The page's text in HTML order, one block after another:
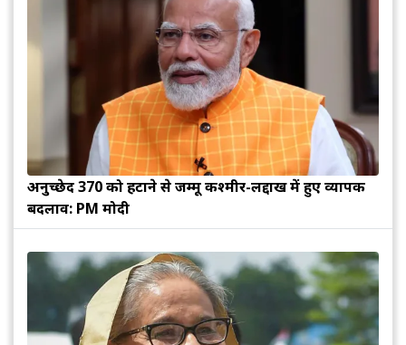
अनुच्छेद 370 को हटाने से जम्मू कश्मीर-लद्दाख में हुए व्यापक
बदलाव: PM मोदी